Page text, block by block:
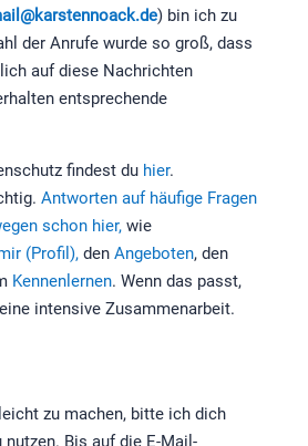
) bin ich zu
der Anrufe wurde so groß, dass
auf diese Nachrichten
entsprechende
findest du hier.
Antworten auf häufige Fragen
schon hier,wie
(Profil),den Angeboten, den
Kennenlernen. Wenn das passt,
intensive Zusammenarbeit.
zu machen, bitte ich dich